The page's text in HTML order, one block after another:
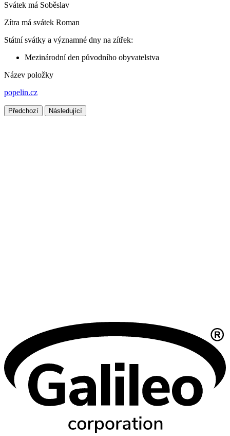
Svátek má Soběslav
Zítra má svátek Roman
Státní svátky a významné dny na zítřek:
Mezinárodní den původního obyvatelstva
Název položky
popelin.cz
Předchozí Následující